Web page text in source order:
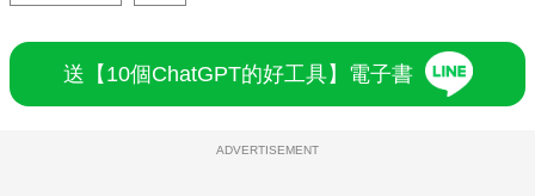
送【10個ChatGPT的好工具】電子書
ADVERTISEMENT